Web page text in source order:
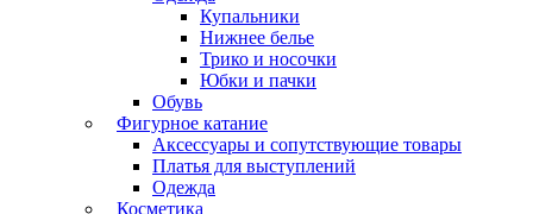
Купальники
Нижнее белье
Трико и носочки
Юбки и пачки
Обувь
Фигурное катание
Аксессуары и сопутствующие товары
Платья для выступлений
Одежда
Косметика